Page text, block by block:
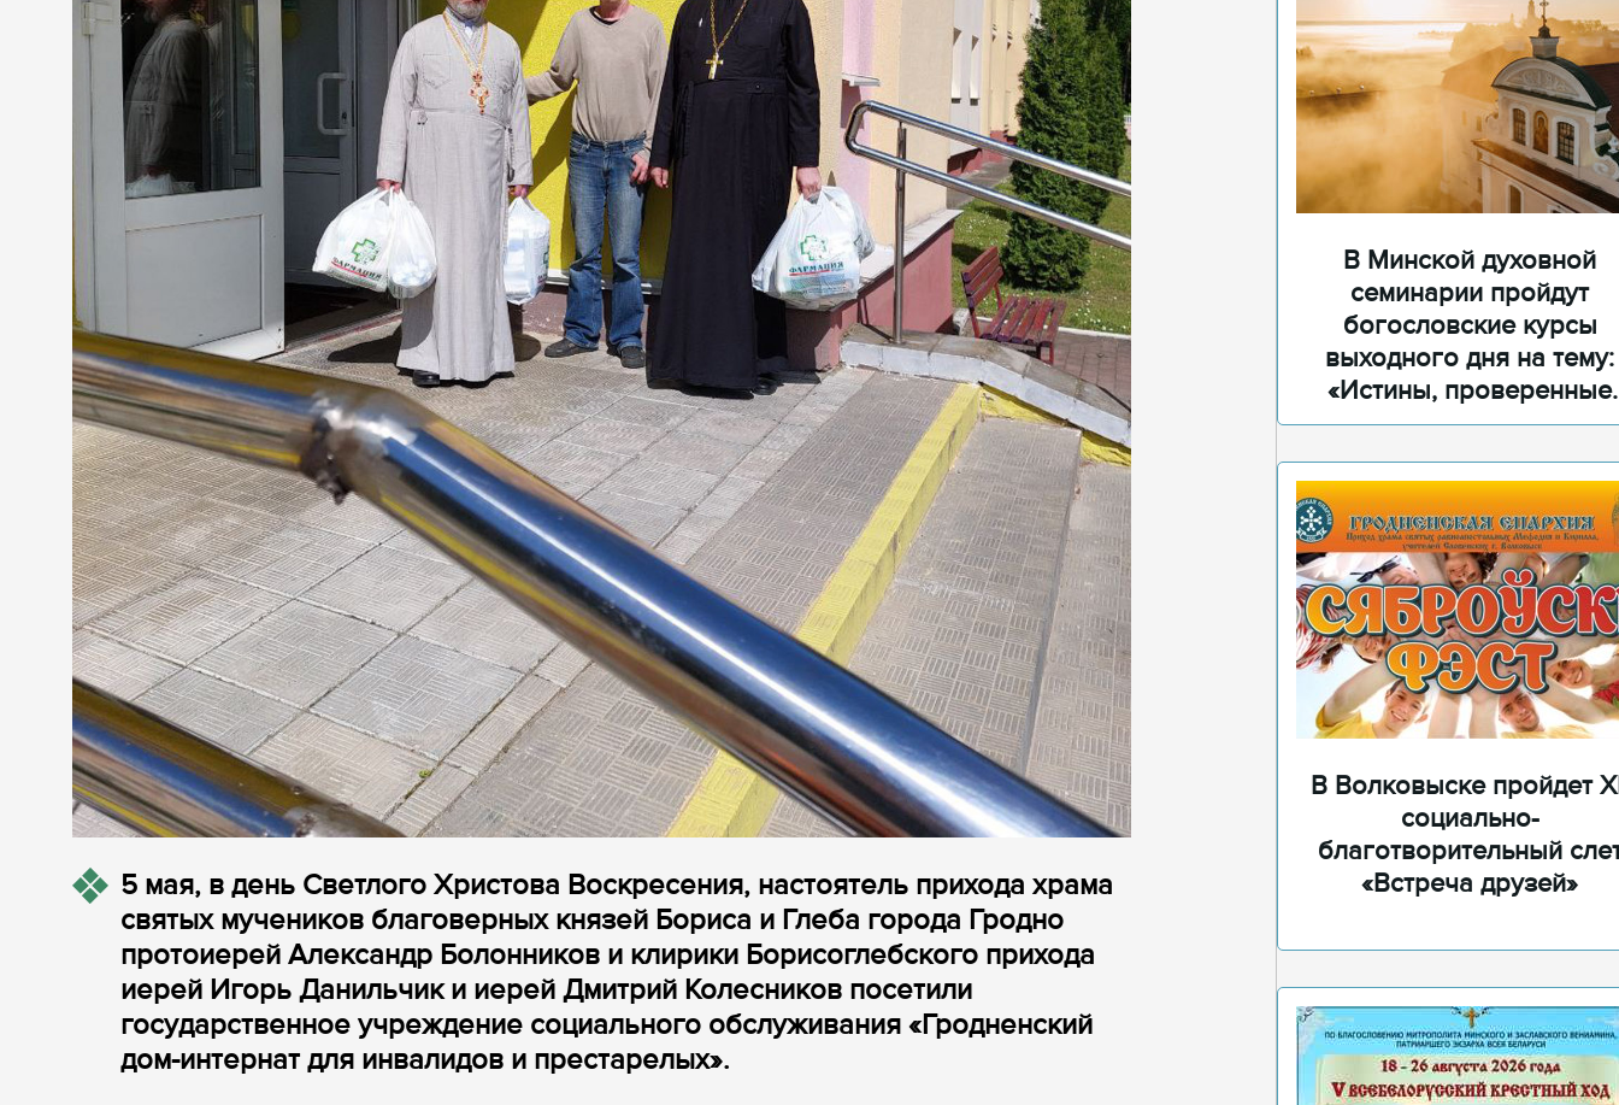
5 мая, в день Светлого Христова Воскресения, настоятель прихода храма
святых мучеников благоверных князей Бориса и Глеба города Гродно
протоиерей Александр Болонников и клирики Борисоглебского прихода
иерей Игорь Данильчик и иерей Дмитрий Колесников посетили
государственное учреждение социального обслуживания «Гродненский
дом-интернат для инвалидов и престарелых».
В Минской духовной
семинарии пройдут
богословские курсы
выходного дня на тему:
«Истины, проверенные
временем»
В Волковыске пройдет
социально-
благотворительный
«Встреча друзей»